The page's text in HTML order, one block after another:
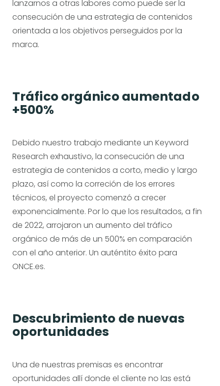
lanzarnos a otras labores como puede ser la
consecución de una estrategia de contenidos
orientada a los objetivos perseguidos por la
marca.
Tráfico orgánico aumentado
+500%
Debido nuestro trabajo mediante un Keyword
Research exhaustivo, la consecución de una
estrategia de contenidos a corto, medio y largo
plazo, así como la correción de los errores
técnicos, el proyecto comenzó a crecer
exponencialmente. Por lo que los resultados, a fin
de 2022, arrojaron un aumento del tráfico
orgánico de más de un 500% en comparación
con el año anterior. Un auténtito éxito para
ONCE.es.
Descubrimiento de nuevas
oportunidades​
Una de nuestras premisas es encontrar
oportunidades allí donde el cliente no las está